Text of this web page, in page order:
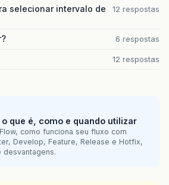
selecionar intervalo de
12 respostas
6 respostas
12 respostas
o que é, como e quando utilizar
como funciona seu fluxo com
Develop, Feature, Release e Hotfix,
desvantagens.